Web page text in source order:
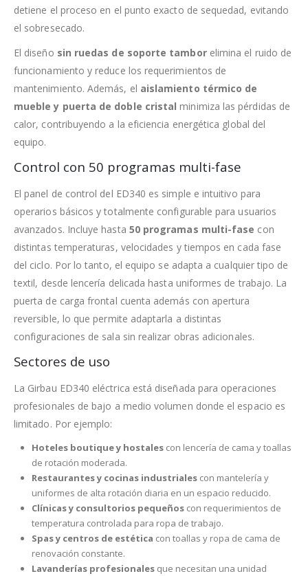
detiene el proceso en el punto exacto de sequedad, evitando
el sobresecado.
El diseño sin ruedas de soporte tamborelimina el ruido de
funcionamiento y reduce los requerimientos de
mantenimiento. Además, el aislamiento térmico de
mueble y puerta de doble cristal minimiza las pérdidas de
calor, contribuyendo a la eficiencia energética global del
equipo.
Control con 50 programas multi-fase
El panel de control del ED340 es simple e intuitivo para
operarios básicos y totalmente configurable para usuarios
avanzados. Incluye hasta 50 programas multi-fase con
distintas temperaturas, velocidades y tiempos en cada fase
del ciclo. Por lo tanto, el equipo se adapta a cualquier tipo de
textil, desde lencería delicada hasta uniformes de trabajo. La
puerta de carga frontal cuenta además con apertura
reversible, lo que permite adaptarla a distintas
configuraciones de sala sin realizar obras adicionales.
Sectores de uso
La Girbau ED340 eléctrica está diseñada para operaciones
profesionales de bajo a medio volumen donde el espacio es
limitado. Por ejemplo:
Hoteles boutique y hostales con lencería de cama y toallas
de rotación moderada.
Restaurantes y cocinas industriales con mantelería y
uniformes de alta rotación diaria en un espacio reducido.
Clínicas y consultorios pequeños con requerimientos de
temperatura controlada para ropa de trabajo.
Spas y centros de estética con toallas y ropa de cama de
renovación constante.
Lavanderías profesionales que necesitan una unidad